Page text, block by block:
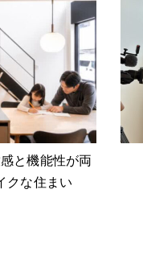
と機能性が両
クな住まい